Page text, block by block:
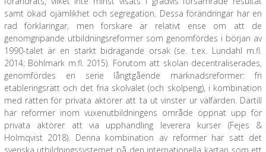
samt ökad ojämlikhet och segregation. Dessa förändringar har en
rad förklaringar, men forskare är relativt ense om att de
genomgripande utbildningsreformer som genomfördes i början av
1990-talet är en starkt bidragande orsak (se. t.ex. Lundahl m.fl.
2014; Böhlmark m.fl. 2015). Förutom att skolan decentraliserades,
genomfördes en serie långtgående marknadsreformer: fri
etableringsrätt och det fria skolvalet (och skolpeng), i kombination
med rätten för privata aktörer att ta ut vinster ur välfärden. Därtill
har reformer inom vuxenutbildningens område öppnat upp för
privata aktörer att via upphandling leverera kurser (Fejes &
Holmqvist 2018). Denna kombination av reformer har satt det